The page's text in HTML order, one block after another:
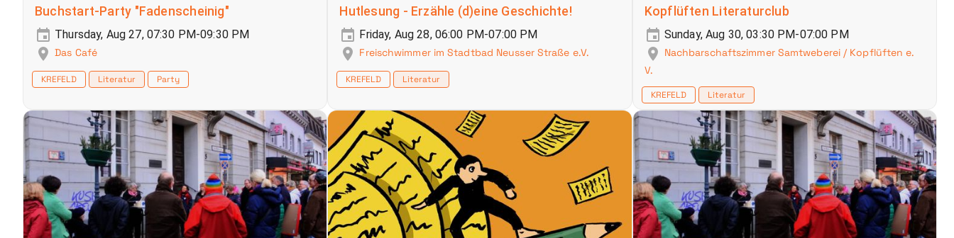
Buchstart-Party "Fadenscheinig"
Thursday, Aug 27, 07:30 PM-09:30 PM
Das Café
KREFELD Literatur Party
Hutlesung - Erzähle (d)eine Geschichte!
Friday, Aug 28, 06:00 PM-07:00 PM
Freischwimmer im Stadtbad Neusser Straße e.V.
KREFELD Literatur
Kopflüften Literaturclub
Sunday, Aug 30, 03:30 PM-07:00 PM
Nachbarschaftszimmer Samtweberei / Kopflüften e.
V.
KREFELD Literatur